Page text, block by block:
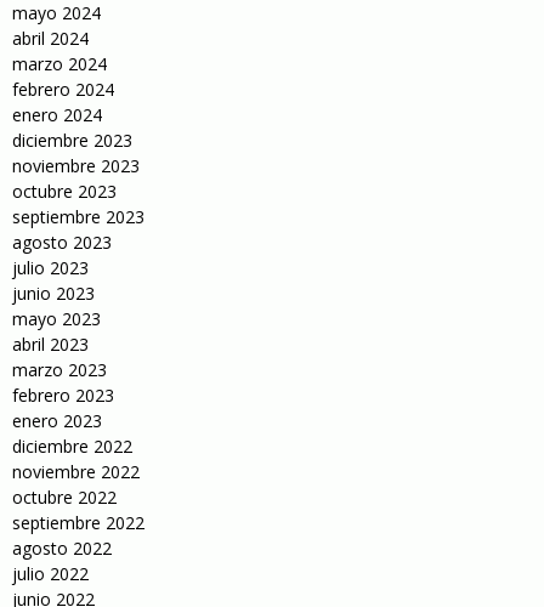
mayo 2024
abril 2024
marzo 2024
febrero 2024
enero 2024
diciembre 2023
noviembre 2023
octubre 2023
septiembre 2023
agosto 2023
julio 2023
junio 2023
mayo 2023
abril 2023
marzo 2023
febrero 2023
enero 2023
diciembre 2022
noviembre 2022
octubre 2022
septiembre 2022
agosto 2022
julio 2022
junio 2022